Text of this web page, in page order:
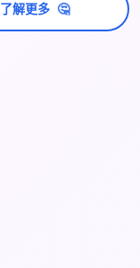
了解更多 🤔